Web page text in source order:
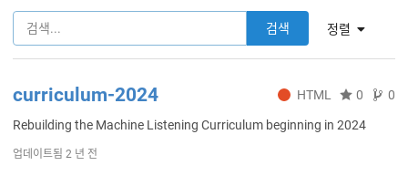
정렬
검색
curriculum-2024 HTML 0 0
Rebuilding the Machine Listening Curriculum beginning in 2024
업데이트됨 2 년 전